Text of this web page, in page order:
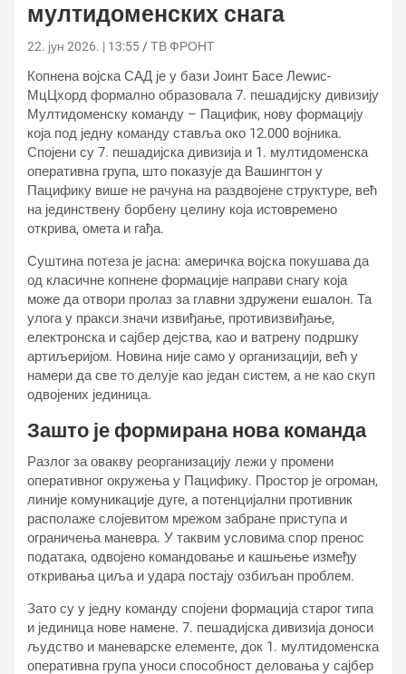
мултидоменских снага
22. јун 2026. | 13:55 ТВ ФРОНТ
Копнена војска САД је у бази Јоинт Басе Леwис-
МцЦхорд формално образовала 7. пешадијску дивизију
Мултидоменску команду – Пацифик, нову формацију
која под једну команду ставља око 12.000 војника.
Спојени су 7. пешадијска дивизија и 1. мултидоменска
оперативна група, што показује да Вашингтон у
Пацифику више не рачуна на раздвојене структуре, већ
на јединствену борбену целину која истовремено
открива, омета и гађа.
Суштина потеза је јасна: америчка војска покушава да
од класичне копнене формације направи снагу која
може да отвори пролаз за главни здружени ешалон. Та
улога у пракси значи извиђање, противизвиђање,
електронска и сајбер дејства, као и ватрену подршку
артиљеријом. Новина није само у организацији, већ у
намери да све то делује као један систем, а не као скуп
одвојених јединица.
Зашто је формирана нова команда
Разлог за овакву реорганизацију лежи у промени
оперативног окружења у Пацифику. Простор је огроман,
линије комуникације дуге, а потенцијални противник
располаже слојевитом мрежом забране приступа и
ограничења маневра. У таквим условима спор пренос
података, одвојено командовање и кашњење између
откривања циља и удара постају озбиљан проблем.
Зато су у једну команду спојени формација старог типа
и јединица нове намене. 7. пешадијска дивизија доноси
људство и маневарске елементе, док 1. мултидоменска
оперативна група уноси способност деловања у сајбер